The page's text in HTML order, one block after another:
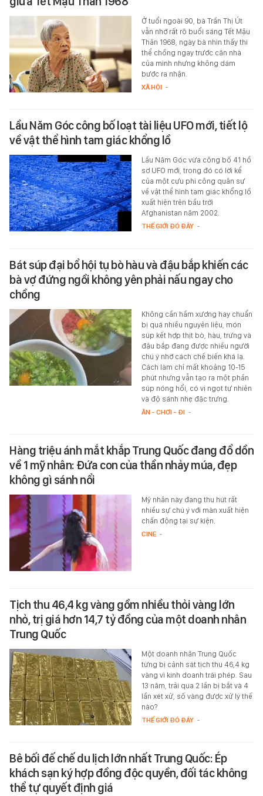
Ở tuổi ngoài 90, bà Trần Thị Út
vẫn nhớ rất rõ buổi sáng Tết Mậu
Thân 1968, ngày bà nhìn thấy thi
thể chồng ngay trước căn nhà
của mình nhưng không dám
bước ra nhận.
XÃ HỘI -
Lầu Năm Góc công bố loạt tài liệu UFO mới, tiết lộ
về vật thể hình tam giác khổng lồ
Lầu Năm Góc vừa công bố 41 hồ
sơ UFO mới, trong đó có lời kể
của một cựu phi công quân sự
về vật thể hình tam giác khổng lồ
xuất hiện trên bầu trời
Afghanistan năm 2002.
THẾ GIỚI ĐÓ ĐÂY -
Bát súp đại bổ hội tụ bò hàu và đậu bắp khiến các
bà vợ đứng ngồi không yên phải nấu ngay cho
chồng
Không cần hầm xương hay chuẩn
bị quá nhiều nguyên liệu, món
súp kết hợp thịt bò, hàu, trứng và
đậu bắp đang được nhiều người
chú ý nhờ cách chế biến khá lạ.
Cách làm chỉ mất khoảng 10-15
phút nhưng vẫn tạo ra một phần
súp nóng hổi, có vị ngọt tự nhiên
và độ sánh nhẹ đặc trưng.
ĂN - CHƠI - ĐI -
Hàng triệu ánh mắt khắp Trung Quốc đang đổ dồn
về 1 mỹ nhân: Đứa con của thần nhảy múa, đẹp
không gì sánh nổi
Mỹ nhân này đang thu hút rất
nhiều sự chú ý với màn xuất hiện
chấn động tại sự kiện.
CINE -
Tịch thu 46,4 kg vàng gồm nhiều thỏi vàng lớn
nhỏ, trị giá hơn 14,7 tỷ đồng của một doanh nhân
Trung Quốc
Một doanh nhân Trung Quốc
từng bị cảnh sát tịch thu 46,4 kg
vàng vì kinh doanh trái phép. Sau
13 năm, trải qua 2 lần bị bắt và 4
lần xét xử, số vàng được xử lý thế
nào?
THẾ GIỚI ĐÓ ĐÂY -
Bê bối đế chế du lịch lớn nhất Trung Quốc: Ép
khách sạn ký hợp đồng độc quyền, đối tác không
thể tự quyết định giá